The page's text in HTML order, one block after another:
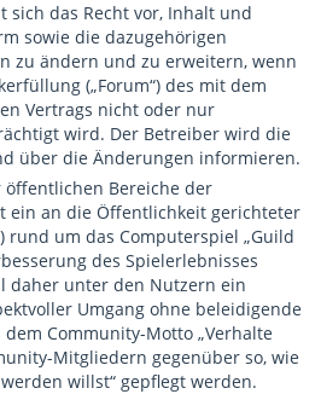
sich das Recht vor, Inhalt und
sowie die dazugehörigen
zu ändern und zu erweitern, wenn
(„Forum“) des mit dem
Vertrags nicht oder nur
wird. Der Betreiber wird die
über die Änderungen informieren.
öffentlichen Bereiche der
ein an die Öffentlichkeit gerichteter
rund um das Computerspiel „Guild
des Spielerlebnisses
daher unter den Nutzern ein
Umgang ohne beleidigende
Community-Motto „Verhalte
Mitgliedern gegenüber so, wie
willst“ gepflegt werden.